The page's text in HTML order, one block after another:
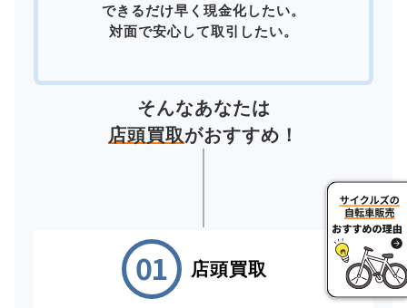
できるだけ早く現金化したい。
対面で安心して取引したい。
そんなあなたは
店頭買取がおすすめ！
店頭買取